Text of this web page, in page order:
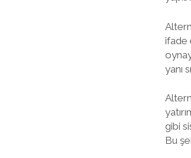
ifade
yanı
gibi
Bu